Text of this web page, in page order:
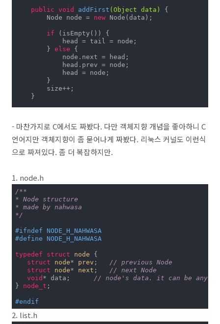
public void addFirst (Object data)
{
        Node node =
new Node(data);
if (isEmpty()) {
            head = tail = node;
        }
else {
            node.next = head;
            head.prev = node;
            head = node;
        }
        size++;
    }
if (isEmpty()) {
            head = tail = node;
        }
else {
            tail = node;
        }
        size++;
    }
            head = tail =
            size =
0;
            head = head.next;
            head.prev =
null ;
            size--;
        }
    }
public
if (size <= 1) {
            head = tail =
- 마찬가지로 C에서도 짜봤다. 다만 객체지향 개념을 좋아하니 C
언어지만 객체지향이 좀 묻어나게 짜봤다. 리눅스 커널도 이런식
으로 짜져있다. 좀 더 복잡하지만.
1. node.h
/**
* Node structure
* made by nahwasa
*/
#ifndef NODE_H_NAHWASA
#define NODE_H_NAHWASA
typedef struct node {
struct
node* prev ;
// previous Node
struct
node* next ;
// next Node
void * data;
// node's data. it can be any
} node_t ;
#endif
2. list.h